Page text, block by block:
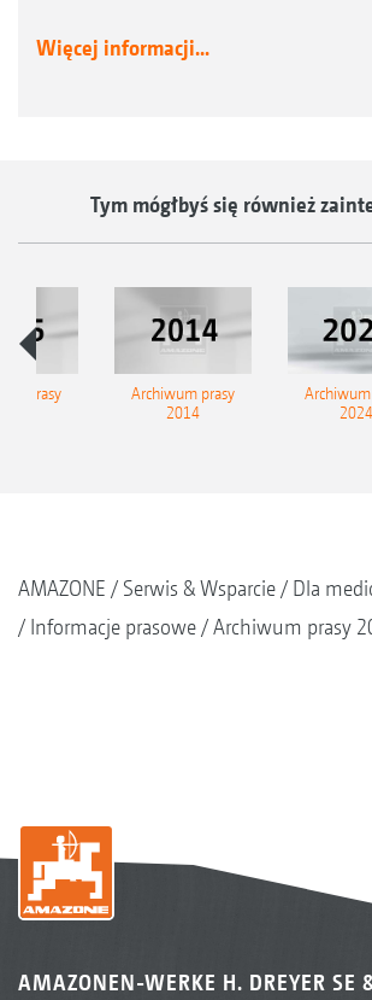
Więcej informacji...
Tym mógłbyś się również
prasy
Archiwum prasy
2014
2024
AMAZONE Serwis & Wsparcie
Dla
Informacje prasowe
Archiwum prasy
AMAZONEN-WERKE H. DREYER SE